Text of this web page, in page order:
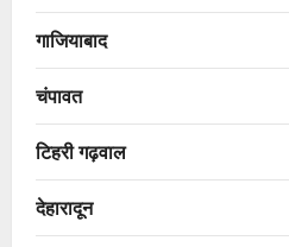
गाजियाबाद
चंपावत
टिहरी गढ़वाल
देहारादून